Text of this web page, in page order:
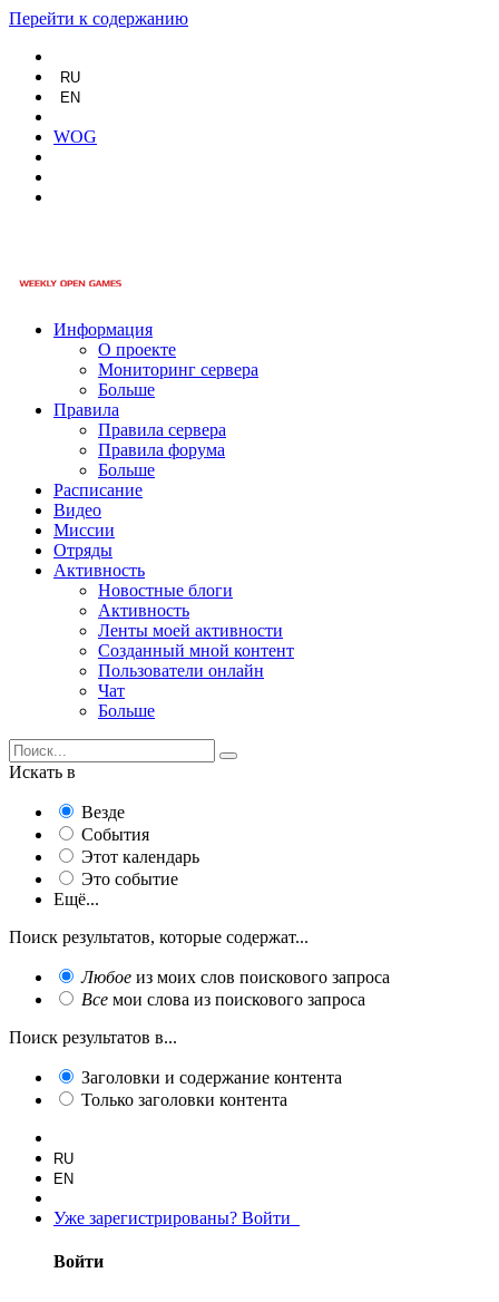
Перейти к содержанию
RU
EN
WOG
Информация
О проекте
Мониторинг сервера
Больше
Правила
Правила сервера
Правила форума
Больше
Расписание
Видео
Миссии
Отряды
Активность
Новостные блоги
Активность
Ленты моей активности
Созданный мной контент
Пользователи онлайн
Чат
Больше
Искать в
Везде
События
Этот календарь
Это событие
Ещё...
Поиск результатов, которые содержат...
Любое из моих слов поискового запроса
Все мои слова из поискового запроса
Поиск результатов в...
Заголовки и содержание контента
Только заголовки контента
RU
EN
Уже зарегистрированы? Войти
Войти